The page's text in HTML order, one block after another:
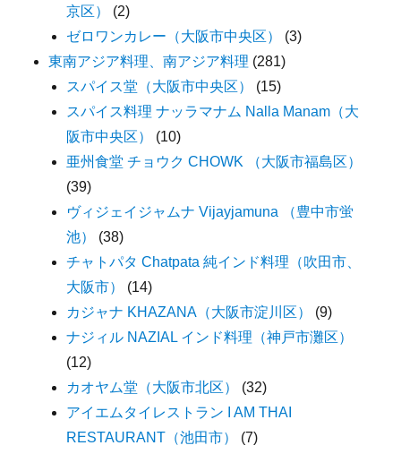
京区）
(2)
ゼロワンカレー（大阪市中央区）
(3)
東南アジア料理、南アジア料理 (281)
スパイス堂（大阪市中央区）
(15)
スパイス料理 ナッラマナム Nalla Manam（大
阪市中央区）
(10)
亜州食堂 チョウク CHOWK （大阪市福島区）
(39)
ヴィジェイジャムナ Vijayjamuna （豊中市蛍
池）
(38)
チャトパタ Chatpata 純インド料理（吹田市、
大阪市）
(14)
カジャナ KHAZANA（大阪市淀川区）
(9)
ナジィル NAZIAL インド料理（神戸市灘区）
(12)
カオヤム堂（大阪市北区）
(32)
アイエムタイレストラン I AM THAI
RESTAURANT（池田市）
(7)